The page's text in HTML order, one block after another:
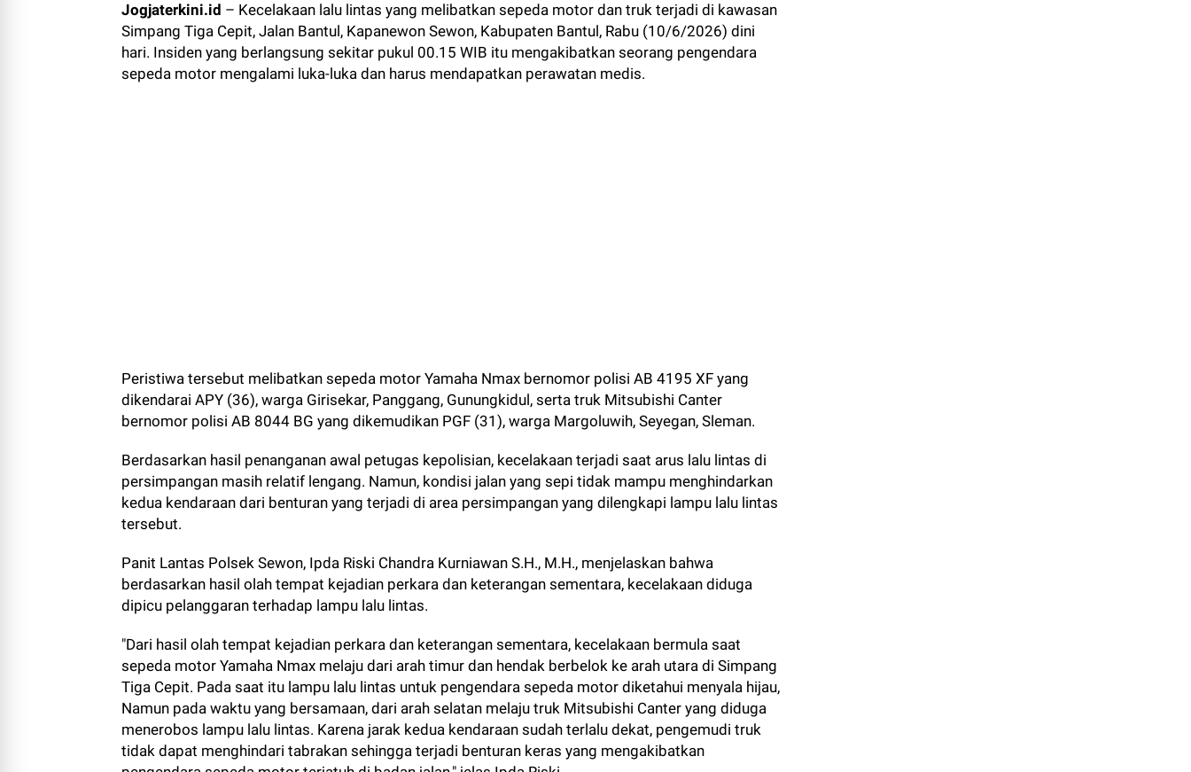
Jogjaterkini.id – Kecelakaan lalu lintas yang melibatkan sepeda motor dan truk terjadi di kawasan
Simpang Tiga Cepit, Jalan Bantul, Kapanewon Sewon, Kabupaten Bantul, Rabu (10/6/2026) dini
hari. Insiden yang berlangsung sekitar pukul 00.15 WIB itu mengakibatkan seorang pengendara
sepeda motor mengalami luka-luka dan harus mendapatkan perawatan medis.
Peristiwa tersebut melibatkan sepeda motor Yamaha Nmax bernomor polisi AB 4195 XF yang
dikendarai APY (36), warga Girisekar, Panggang, Gunungkidul, serta truk Mitsubishi Canter
bernomor polisi AB 8044 BG yang dikemudikan PGF (31), warga Margoluwih, Seyegan, Sleman.
Berdasarkan hasil penanganan awal petugas kepolisian, kecelakaan terjadi saat arus lalu lintas di
persimpangan masih relatif lengang. Namun, kondisi jalan yang sepi tidak mampu menghindarkan
kedua kendaraan dari benturan yang terjadi di area persimpangan yang dilengkapi lampu lalu lintas
tersebut.
Panit Lantas Polsek Sewon, Ipda Riski Chandra Kurniawan S.H., M.H., menjelaskan bahwa
berdasarkan hasil olah tempat kejadian perkara dan keterangan sementara, kecelakaan diduga
dipicu pelanggaran terhadap lampu lalu lintas.
"Dari hasil olah tempat kejadian perkara dan keterangan sementara, kecelakaan bermula saat
sepeda motor Yamaha Nmax melaju dari arah timur dan hendak berbelok ke arah utara di Simpang
Tiga Cepit. Pada saat itu lampu lalu lintas untuk pengendara sepeda motor diketahui menyala hijau,
Namun pada waktu yang bersamaan, dari arah selatan melaju truk Mitsubishi Canter yang diduga
menerobos lampu lalu lintas. Karena jarak kedua kendaraan sudah terlalu dekat, pengemudi truk
tidak dapat menghindari tabrakan sehingga terjadi benturan keras yang mengakibatkan